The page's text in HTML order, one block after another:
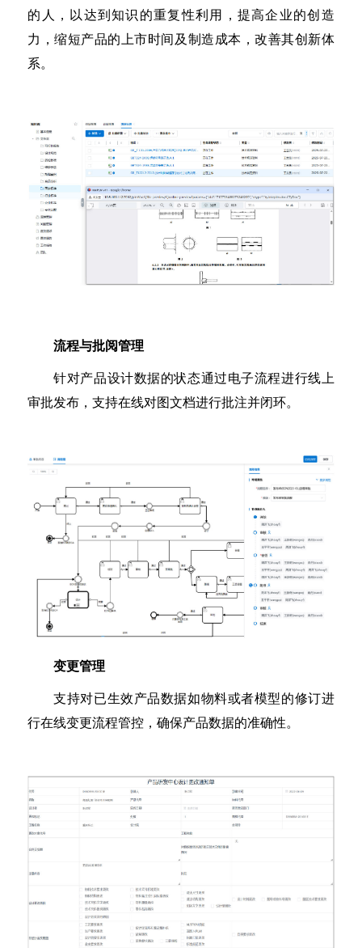
的人，以达到知识的重复性利用，提高企业的创造
力，缩短产品的上市时间及制造成本，改善其创新体
系。
流程与批阅管理
针对产品设计数据的状态通过电子流程进行线上
审批发布，支持在线对图文档进行批注并闭环。
变更管理
支持对已生效产品数据如物料或者模型的修订进
行在线变更流程管控，确保产品数据的准确性。